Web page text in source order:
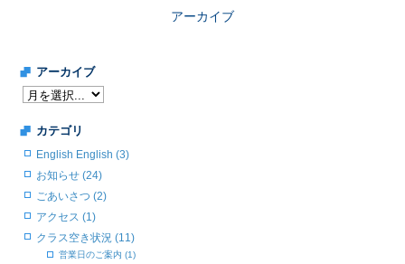
アーカイブ
アーカイブ
カテゴリ
English English (3)
お知らせ (24)
ごあいさつ (2)
アクセス (1)
クラス空き状況 (11)
営業日のご案内 (1)